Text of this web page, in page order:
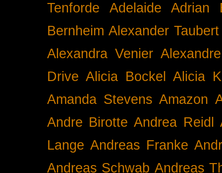
Tenforde
Adelaide
Adrian
Bernheim Alexander Taubert
Alexandra Venier
Drive Alicia Bockel
Alicia
Amanda Stevens Amazon
Andre Birotte Andrea Reidl
Lange Andreas Franke
Andreas Schwab Andreas